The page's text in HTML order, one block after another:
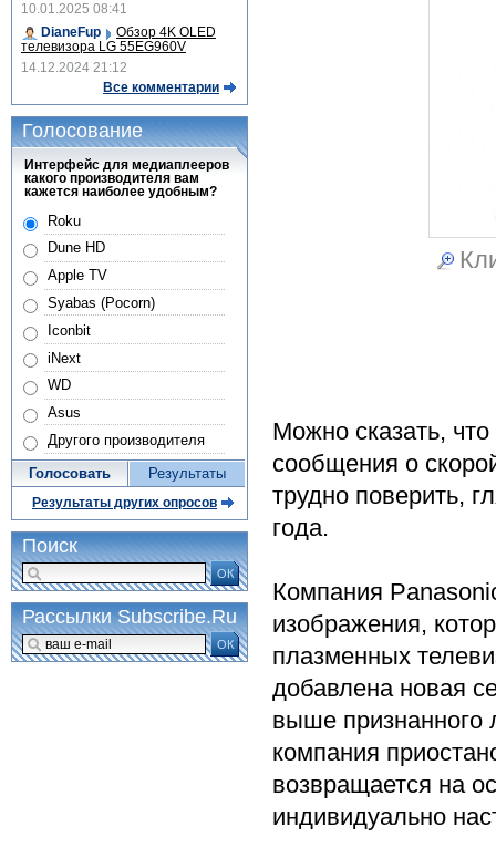
Можно сказать,
сообщения о
трудно поверить,
года.
Компания
изображения,
плазменных
добавлена новая
выше признанного
компания
возвращается на
индивидуально
10.01.2025 08:41
DianeFup
Обзор 4K OLED
телевизора LG 55EG960V
14.12.2024 21:12
Все комментарии
Голосование
Интерфейс для медиаплееров
какого производителя вам
кажется наиболее удобным?
Roku
Dune HD
Apple TV
Syabas (Pocorn)
Iconbit
iNext
WD
Asus
Другого производителя
Голосовать Результаты
Результаты других опросов
Поиск
ОК
Рассылки Subscribe.Ru
ОК